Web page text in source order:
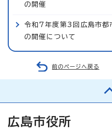
の開催
令和7年度第3回広島市都
の開催について
前のページへ戻る
広島市役所